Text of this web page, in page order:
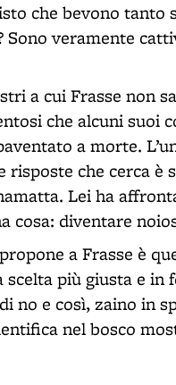
che bevono tanto
Sono veramente
a cui Frasse non
che alcuni suoi
a morte.
che cerca è
Lei ha
cosa: diventare
a Frasse è
più giusta e in
no e così, zaino in
nel bosco